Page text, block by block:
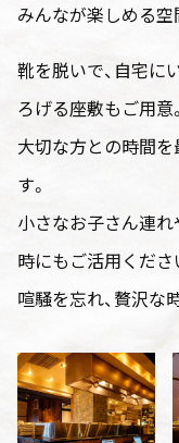
みんなが楽しめる空
靴を脱いで、自宅に
ろげる座敷もご用意。
大切な方との時間
す。
小さなお子さん連れ
時にもご活用くださ
喧騒を忘れ、贅沢な